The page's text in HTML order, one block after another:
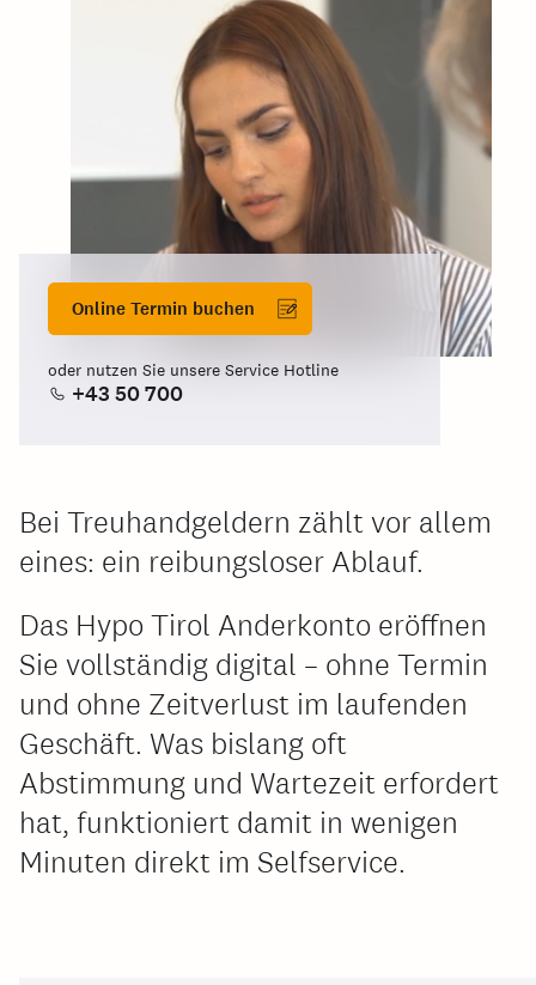
Bei Treuhandgeldern zählt vor allem
eines: ein reibungsloser Ablauf.
Das Hypo Tirol Anderkonto eröffnen
Sie vollständig digital – ohne Termin
und ohne Zeitverlust im laufenden
Geschäft. Was bislang oft
Abstimmung und Wartezeit erfordert
hat, funktioniert damit in wenigen
Minuten direkt im Selfservice.
Online Termin buchen
oder nutzen Sie unsere Service Hotline
+43 50 700